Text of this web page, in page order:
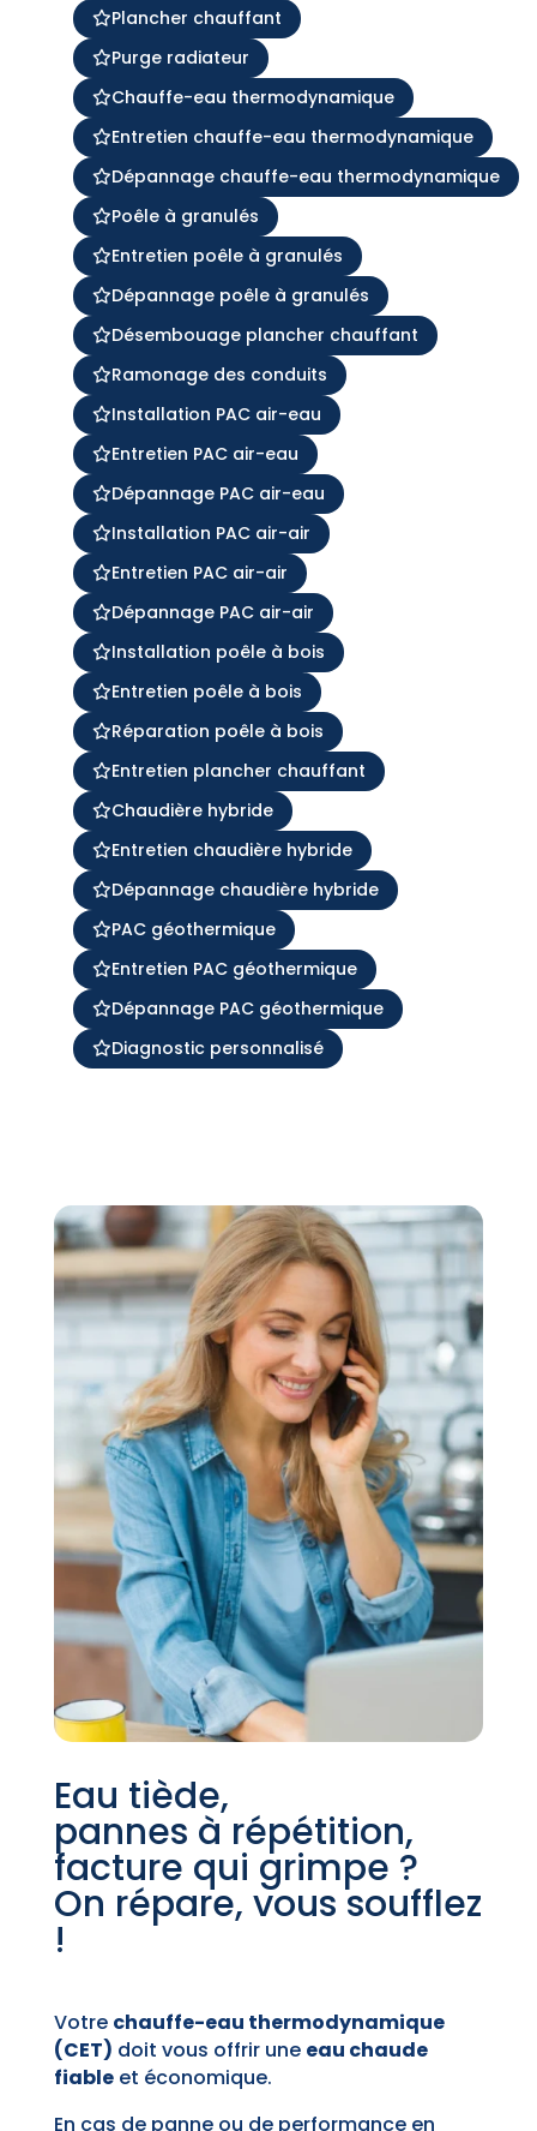
Plancher chauffant
Purge radiateur
Chauffe-eau thermodynamique
Entretien chauffe-eau thermodynamique
Dépannage chauffe-eau thermodynamique
Poêle à granulés
Entretien poêle à granulés
Dépannage poêle à granulés
Désembouage plancher chauffant
Ramonage des conduits
Installation PAC air-eau
Entretien PAC air-eau
Dépannage PAC air-eau
Installation PAC air-air
Entretien PAC air-air
Dépannage PAC air-air
Installation poêle à bois
Entretien poêle à bois
Réparation poêle à bois
Entretien plancher chauffant
Chaudière hybride
Entretien chaudière hybride
Dépannage chaudière hybride
PAC géothermique
Entretien PAC géothermique
Dépannage PAC géothermique
Diagnostic personnalisé
Eau tiède,
pannes à répétition,
facture qui grimpe ?
On répare, vous soufflez
!
Votre chauffe-eau thermodynamique
(CET) doit vous offrir une eau chaude
fiableet économique.
En cas de panne ou de performance en